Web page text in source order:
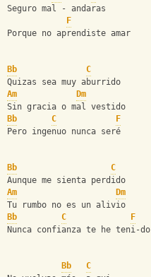
Seguro mal - andaras
F
Porque no aprendiste amar
Bb
C
Quizas sea muy aburrido
Am
Dm
Sin gracia o mal vestido
Bb
C
F
Pero ingenuo nunca seré
Bb
C
Aunque me sienta perdido
Am
Dm
Tu rumbo no es un alivio
Bb
C
F
Nunca confianza te he teni-do
Bb
C